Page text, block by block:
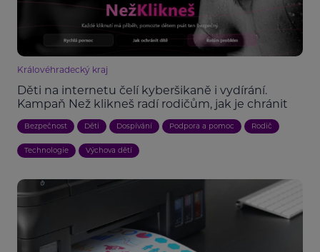
Královéhradecký kraj
Děti na internetu čelí kyberšikaně i vydírání.
Kampaň Než klikneš radí rodičům, jak je chránit
Bezpečnost Děti Dospívání Podpora a pomoc Rodič
Technologie Výchova dětí